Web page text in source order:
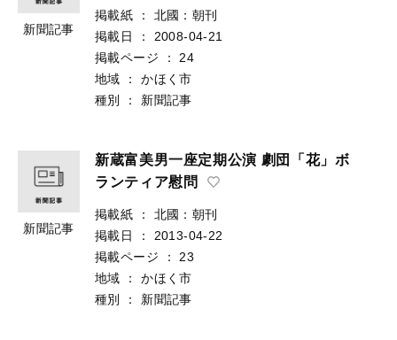
新聞記事
掲載紙 ：
北國：朝刊
掲載日
：
2008-04-21
掲載ページ
：
24
地域
：
かほく市
種別
： 新聞記事
新聞記事
新蔵富美男一座定期公演 劇団「花」ボ
ランティア慰問
掲載紙 ：
北國：朝刊
掲載日
：
2013-04-22
掲載ページ
：
23
地域
：
かほく市
種別
： 新聞記事